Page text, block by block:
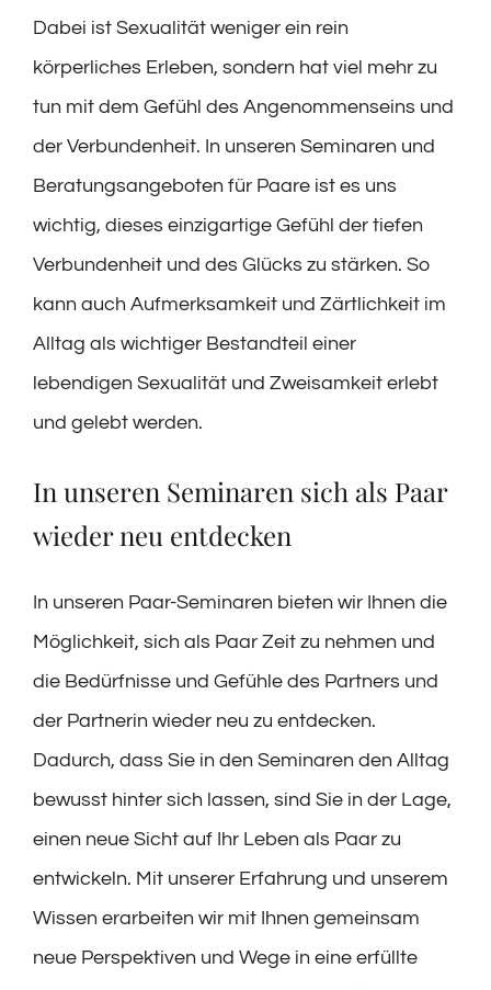
Dabei ist Sexualität weniger ein rein
körperliches Erleben, sondern hat viel mehr zu
tun mit dem Gefühl des Angenommenseins und
der Verbundenheit. In unseren Seminaren und
Beratungsangeboten für Paare ist es uns
wichtig, dieses einzigartige Gefühl der tiefen
Verbundenheit und des Glücks zu stärken. So
kann auch Aufmerksamkeit und Zärtlichkeit im
Alltag als wichtiger Bestandteil einer
lebendigen Sexualität und Zweisamkeit erlebt
und gelebt werden.
In unseren Seminaren sich als Paar
wieder neu entdecken
In unseren Paar-Seminaren bieten wir Ihnen die
Möglichkeit, sich als Paar Zeit zu nehmen und
die Bedürfnisse und Gefühle des Partners und
der Partnerin wieder neu zu entdecken.
Dadurch, dass Sie in den Seminaren den Alltag
bewusst hinter sich lassen, sind Sie in der Lage,
einen neue Sicht auf Ihr Leben als Paar zu
entwickeln. Mit unserer Erfahrung und unserem
Wissen erarbeiten wir mit Ihnen gemeinsam
neue Perspektiven und Wege in eine erfüllte